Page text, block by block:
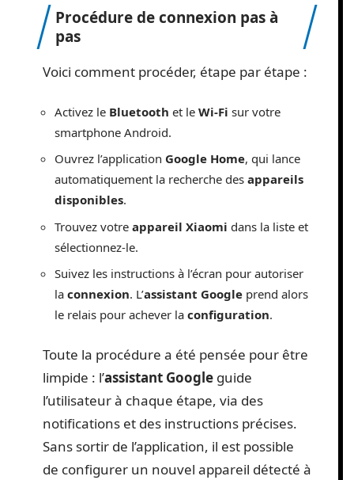
Procédure de connexion pas à
pas
Voici comment procéder, étape par étape :
Activez le Bluetooth et le Wi-Fi sur votre
smartphone Android.
Ouvrez l’application Google Home, qui lance
automatiquement la recherche des appareils
disponibles.
Trouvez votre appareil Xiaomi dans la liste et
sélectionnez-le.
Suivez les instructions à l’écran pour autoriser
la connexion. L’assistant Google prend alors
le relais pour achever la configuration.
Toute la procédure a été pensée pour être
limpide : l’assistant Google guide
l’utilisateur à chaque étape, via des
notifications et des instructions précises.
Sans sortir de l’application, il est possible
de configurer un nouvel appareil détecté à